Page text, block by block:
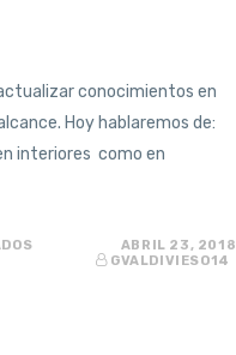
conocimientos en
Hoy hablaremos de:
interiores como en
EN
CÁMARAS
ABRIL 23, 2018
GVALDIVIESO14